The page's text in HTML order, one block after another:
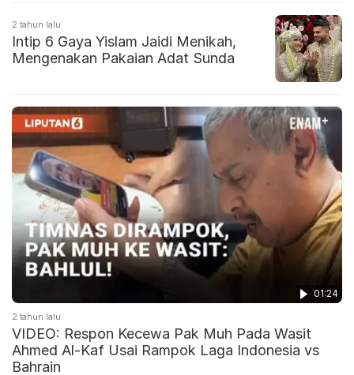
2 tahun lalu
Intip 6 Gaya Yislam Jaidi Menikah,
Mengenakan Pakaian Adat Sunda
01:24
2 tahun lalu
VIDEO: Respon Kecewa Pak Muh Pada Wasit
Ahmed Al-Kaf Usai Rampok Laga Indonesia vs
Bahrain